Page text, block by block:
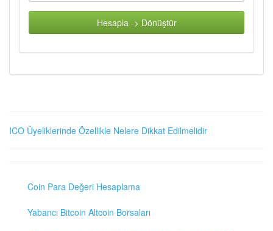
Hesapla -> Dönüştür
ICO Üyeliklerinde Özellikle Nelere Dikkat Edilmelidir
Coin Para Değeri Hesaplama
Yabancı Bitcoin Altcoin Borsaları